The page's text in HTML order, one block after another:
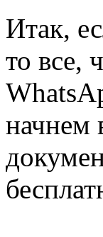
Итак,
то все,
начнем